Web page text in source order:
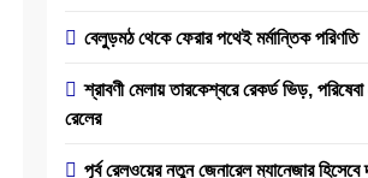
বেলুড়মঠ থেকে ফেরার পথেই মর্মান্তিক পরিণতি
শ্রাবণী মেলায় তারকেশ্বরে রেকর্ড ভিড়,
রেলের
পূর্ব রেল‌ওয়ের নতুন জেনারেল ম্যানেজার হিসেবে